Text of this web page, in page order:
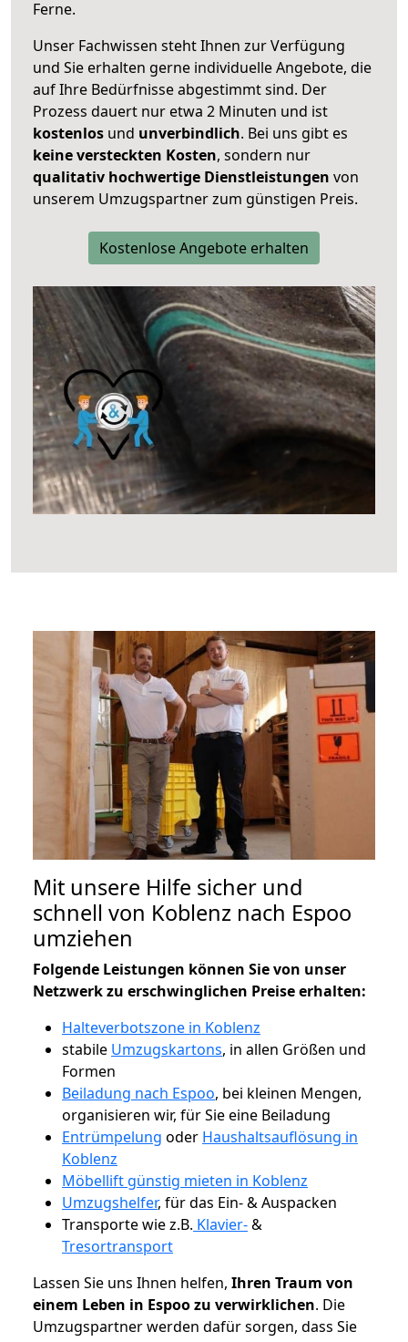
Ferne.
Unser Fachwissen steht Ihnen zur Verfügung
und Sie erhalten gerne individuelle Angebote, die
auf Ihre Bedürfnisse abgestimmt sind. Der
Prozess dauert nur etwa 2 Minuten und ist
kostenlos und unverbindlich. Bei uns gibt es
keine versteckten Kosten, sondern nur
qualitativ hochwertige Dienstleistungen von
unserem Umzugspartner zum günstigen Preis.
Kostenlose Angebote erhalten
Mit unsere Hilfe sicher und
schnell von Koblenz nach Espoo
umziehen
Folgende Leistungen können Sie von unser
Netzwerk zu erschwinglichen Preise erhalten:
Halteverbotszone in Koblenz
stabile Umzugskartons, in allen Größen und
Formen
Beiladung nach Espoo, bei kleinen Mengen,
organisieren wir, für Sie eine Beiladung
Entrümpelung oder Haushaltsauflösung in
Koblenz
Möbellift günstig mieten in Koblenz
Umzugshelfer, für das Ein- & Auspacken
Transporte wie z.B. Klavier-&
Tresortransport
Lassen Sie uns Ihnen helfen, Ihren Traum von
einem Leben in Espoo zu verwirklichen. Die
Umzugspartner werden dafür sorgen, dass Sie